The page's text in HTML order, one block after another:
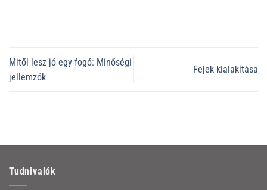
Mitől lesz jó egy fogó: Minőségi
jellemzők
Fejek kialakítása
Tudnivalók